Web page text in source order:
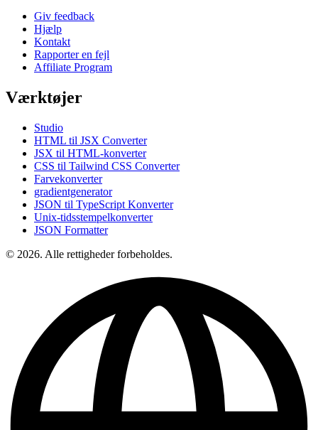
Giv feedback
Hjælp
Kontakt
Rapporter en fejl
Affiliate Program
Værktøjer
Studio
HTML til JSX Converter
JSX til HTML-konverter
CSS til Tailwind CSS Converter
Farvekonverter
gradientgenerator
JSON til TypeScript Konverter
Unix-tidsstempelkonverter
JSON Formatter
© 2026. Alle rettigheder forbeholdes.